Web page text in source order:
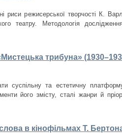
риси режисерської творчості К.
театру. Методологія
трибуна»
суспільну та естетичну
його змісту, сталі жанри й
в кінофільмах Т.